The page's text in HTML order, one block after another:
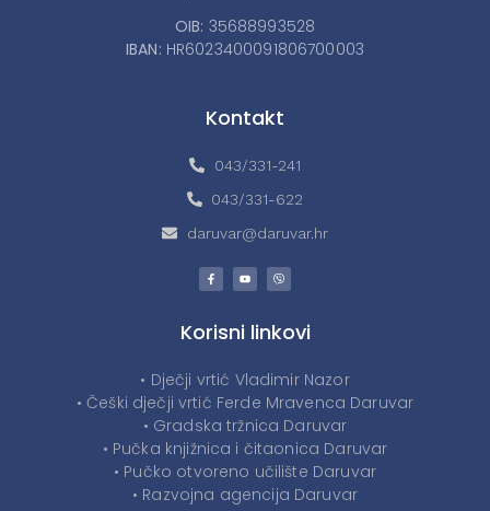
OIB: 35688993528
IBAN: HR6023400091806700003
Kontakt
043/331-241
043/331-622
daruvar@daruvar.hr
Korisni linkovi
• Dječji vrtić Vladimir Nazor
• Češki dječji vrtić Ferde Mravenca Daruvar
• Gradska tržnica Daruvar
• Pučka knjižnica i čitaonica Daruvar
• Pučko otvoreno učilište Daruvar
• Razvojna agencija Daruvar